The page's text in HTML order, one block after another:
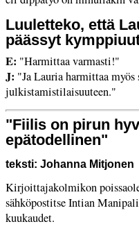
Luuletteko, että
päässyt
E: "Harmittaa varmasti!"
J: "Ja Lauria harmittaa myös
julkistamistilaisuuteen."
"Fiilis on pirun
epätodellinen"
teksti: Johanna Mitjonen
Kirjoittajakolmikon
sähköpostitse Intian
kuukaudet.